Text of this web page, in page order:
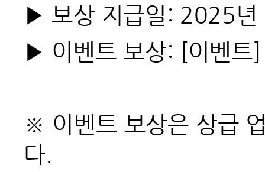
▶ 보상 지급일: 2025년
▶ 이벤트 보상: [이벤
※ 이벤트 보상은 상급
다.